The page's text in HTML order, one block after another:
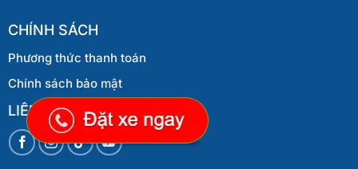
CHÍNH SÁCH
Phương thức thanh toán
Chính sách bảo mật
LIÊN HỆ VỚI CHÚNG TÔI